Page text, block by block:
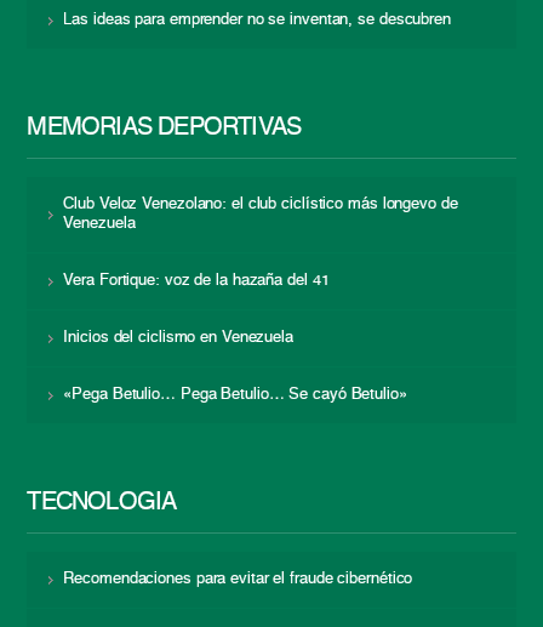
Las ideas para emprender no se inventan, se descubren
MEMORIAS DEPORTIVAS
Club Veloz Venezolano: el club ciclístico más longevo de
Venezuela
Vera Fortique: voz de la hazaña del 41
Inicios del ciclismo en Venezuela
«Pega Betulio… Pega Betulio… Se cayó Betulio»
TECNOLOGÍA
Recomendaciones para evitar el fraude cibernético